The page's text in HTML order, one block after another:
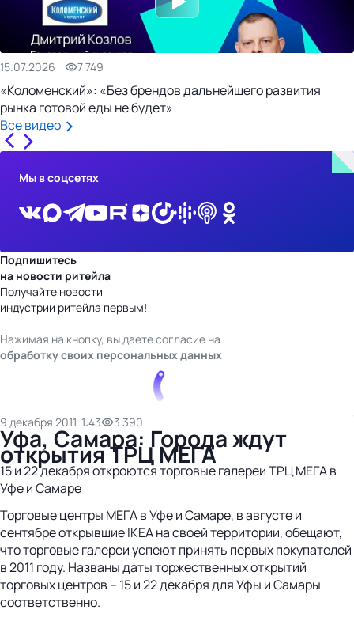
15.07.2026 7 749
«Коломенский»: «Без брендов дальнейшего развития
рынка готовой еды не будет»
Все видео
Мы в соцсетях
Подпишитесь
на новости ритейла
Получайте новости
индустрии ритейла первым!
Нажимая на кнопку, вы даете согласие на
обработку своих персональных данных
9 декабря 2011, 1:43 3 390
Уфа, Самара: Города ждут
открытия ТРЦ МЕГА
15 и 22 декабря откроются торговые галереи ТРЦ МЕГА в
Уфе и Самаре
Торговые центры МЕГА в Уфе и Самаре, в августе и
сентябре открывшие IKEA на своей территории, обещают,
что торговые галереи успеют принять первых покупателей
в 2011 году. Названы даты торжественных открытий
торговых центров – 15 и 22 декабря для Уфы и Самары
соответственно.